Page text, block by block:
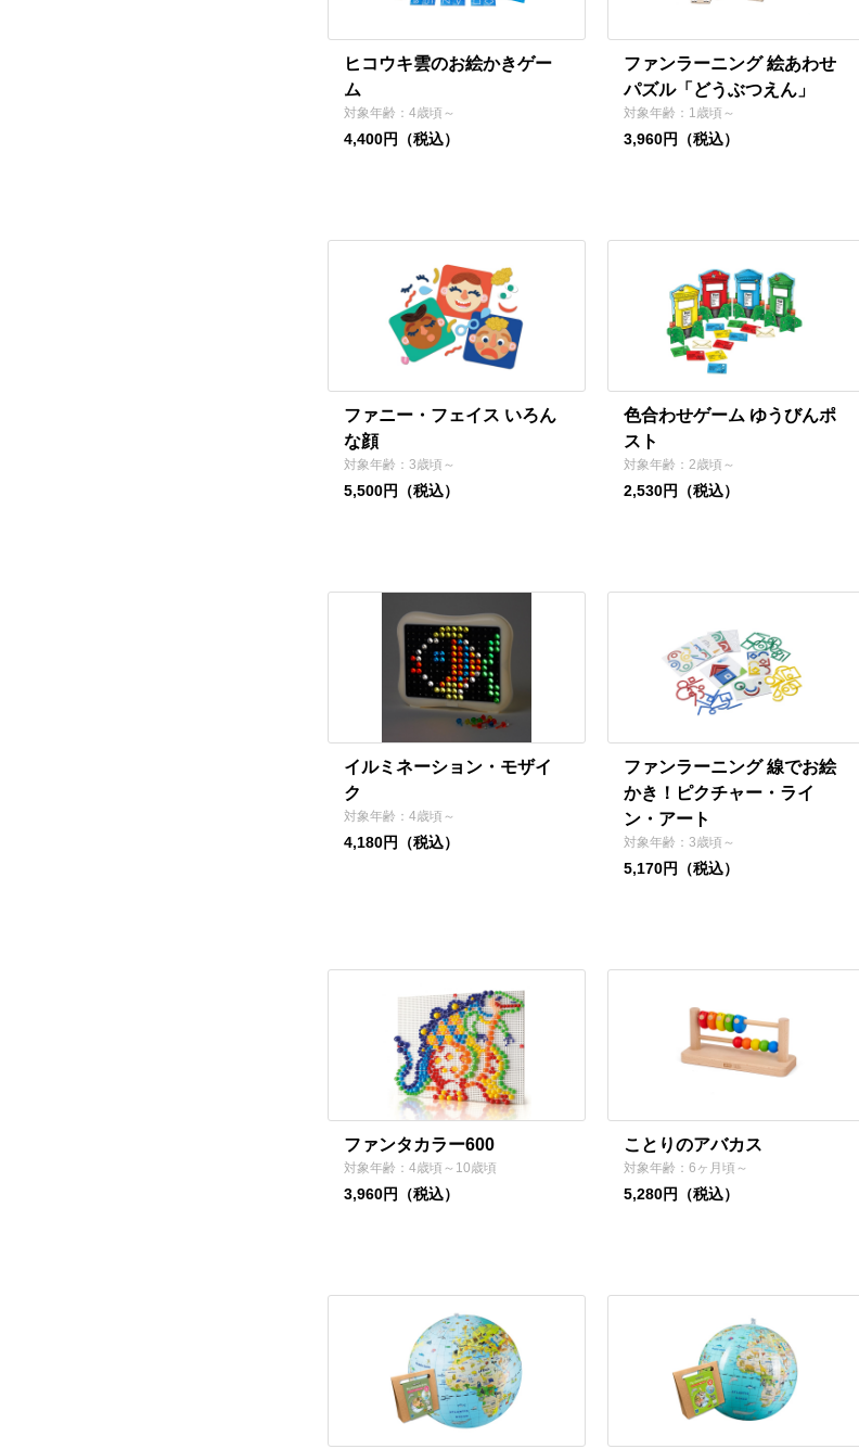
ヒコウキ雲のお絵かきゲー
ム
対象年齢：4歳頃～
4,400円（税込）
ファンラーニング 絵あわせ
パズル「どうぶつえん」
対象年齢：1歳頃～
3,960円（税込）
ファニー・フェイス いろん
な顔
対象年齢：3歳頃～
5,500円（税込）
色合わせゲーム ゆうびんポ
スト
対象年齢：2歳頃～
2,530円（税込）
イルミネーション・モザイ
ク
対象年齢：4歳頃～
4,180円（税込）
ファンラーニング 線でお絵
かき！ピクチャー・ライ
ン・アート
対象年齢：3歳頃～
5,170円（税込）
ファンタカラー600
対象年齢：4歳頃～10歳頃
3,960円（税込）
ことりのアバカス
対象年齢：6ヶ月頃～
5,280円（税込）